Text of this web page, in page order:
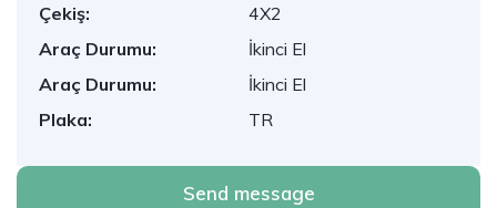
Çekiş:
4X2
Araç Durumu:
İkinci El
Araç Durumu:
İkinci El
Plaka:
TR
Send message